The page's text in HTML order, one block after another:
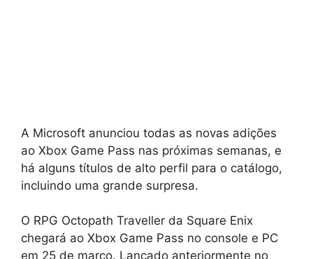
A Microsoft anunciou todas as novas adições
ao Xbox Game Pass nas próximas semanas, e
há alguns títulos de alto perfil para o catálogo,
incluindo uma grande surpresa.
O RPG Octopath Traveller da Square Enix
chegará ao Xbox Game Pass no console e PC
em 25 de março. Lançado anteriormente no